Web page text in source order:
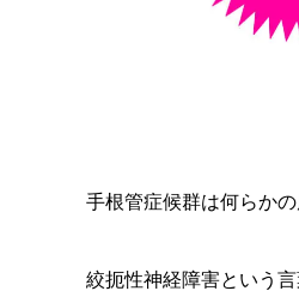
手根管症候群は何らか
絞扼性神経障害という